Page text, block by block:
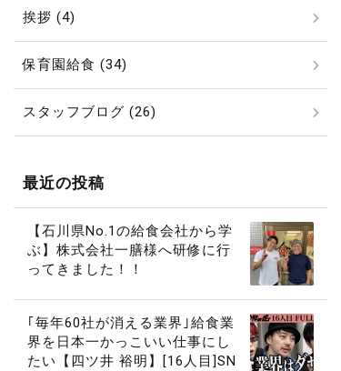
挨拶 (4)
保育園給食 (34)
スタッフブログ (26)
最近の投稿
【石川県No.1の給食会社から学
ぶ】株式会社一膳様へ研修に行
ってきました！！
｢毎年60社が消える業界｣給食業
界を日本一かっこいい仕事にし
たい【四ツ井 裕明】[16人目]SN